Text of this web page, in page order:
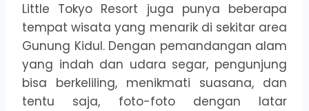
Little Tokyo Resort juga punya beberapa
tempat wisata yang menarik di sekitar area
Gunung Kidul. Dengan pemandangan alam
yang indah dan udara segar, pengunjung
bisa berkeliling, menikmati suasana, dan
tentu saja, foto-foto dengan latar